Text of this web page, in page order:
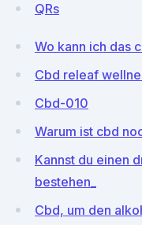
QRs
Wo kann ich das
Cbd releaf
Cbd-010
Warum ist cbd
Kannst du einen
bestehen_
Cbd, um den